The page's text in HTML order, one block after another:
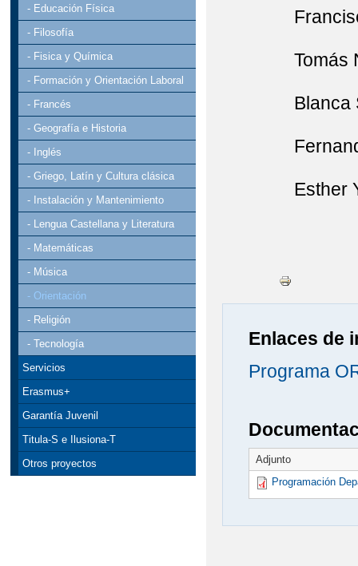
- Educación Física
- Filosofía
- Fisica y Química
- Formación y Orientación Laboral
- Francés
- Geografía e Historia
- Inglés
- Griego, Latín y Cultura clásica
- Instalación y Mantenimiento
- Lengua Castellana y Literatura
- Matemáticas
- Música
- Orientación
- Religión
- Tecnología
Servicios
Erasmus+
Garantía Juvenil
Titula-S e Ilusiona-T
Otros proyectos
Francisco
Tomás
Blanca
Fernanda
Esther
Enlaces de
Programa
Adjunto
Programación